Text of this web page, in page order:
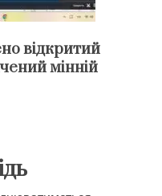
відкритий
мінній